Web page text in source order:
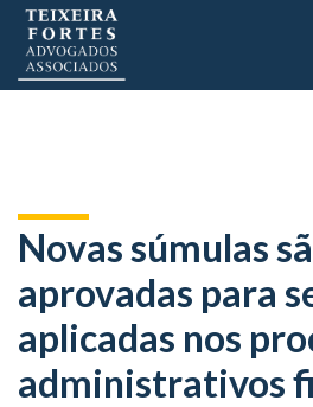
Novas súmulas
aprovadas para
aplicadas nos
administrativos